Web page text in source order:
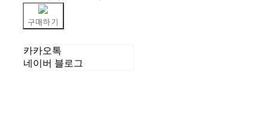
구매하기
카카오톡
네이버 블로그